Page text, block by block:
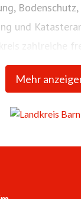
Mehr
und
zahlreiche
So werden seit
„Die
gehört zu